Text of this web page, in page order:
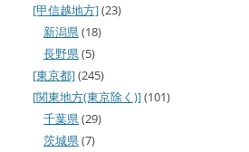
[甲信越地方](23)
新潟県(18)
長野県(5)
[東京都](245)
[関東地方(東京除く)](101)
千葉県(29)
茨城県(7)